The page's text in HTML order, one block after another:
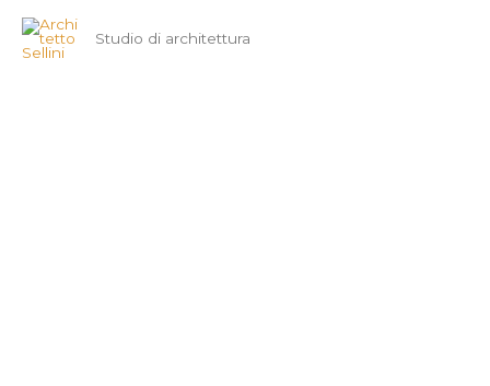
Studio di architettura